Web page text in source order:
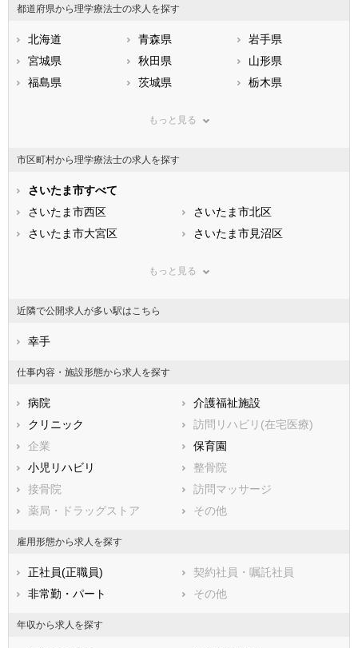
都道府県から理学療法士の求人を探す
北海道 青森県
岩手県
宮城県
秋田県
山形県
福島県
茨城県
栃木県
神奈川県
石川県
福井県
静岡県
滋賀県
大阪府
兵庫県
和歌山県
山口県
福岡県
佐賀県
熊本県
もっと見る
市区町村から理学療法士の求人を探す
さいたま市すべて
さいたま市西区
さいたま市北区
さいたま市大宮区
さいたま市見沼区
さいたま市南区
市部
川越市
飯能市
加須市
本庄市
東松山市
春日部市
狭山市
羽生市
鴻巣市
深谷市
上尾市
草加市
越谷市
蕨市
志木市
和光市
新座市
桶川市
久喜市
もっと見る
近隣で公開求人が多い駅はこちら
幸手
仕事内容・施設形態から求人を探す
病院
介護福祉施設
クリニック
訪問リハビリ(在宅医療)
企業
保育園
小児リハビリ
整骨院
接骨院
訪問マッサージ
薬局・ドラッグストア
その他
雇用形態から求人を探す
正社員(正職員)
契約社員・嘱託社員
非常勤・パート
その他
年収から求人を探す